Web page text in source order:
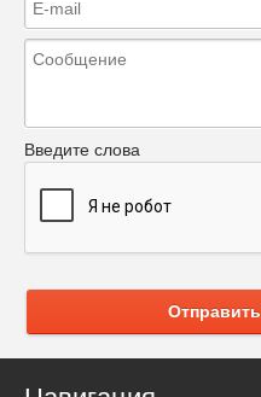
Введите слова